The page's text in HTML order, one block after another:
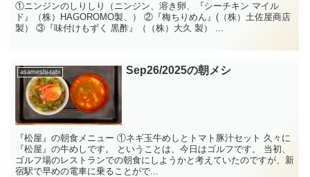
①ニンジンのしりしり（ニンジン、溶き卵、『シーチキン マイル
ド』（株）HAGOROMO製、） ②『梅ちりめん』(（株）土佐屋商店
製） ③『味付けもずく 黒酢』（（株）大久 製） ...
asameshi-tabi Sep26/2025の朝メシ
『松屋』の朝食メニュー ①ネギ玉牛めしとトマト豚汁セット 久々に
『松屋』の牛めしです。 ということは、今日はゴルフです。 当初、
ゴルフ場のレストランでの朝食にしようかと考えていたのですが、新
宿駅で早めの電車に乗ることがで...